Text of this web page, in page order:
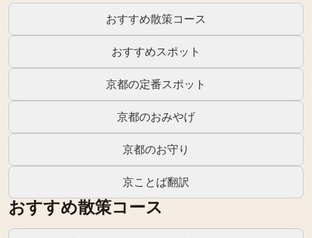
おすすめ散策コース
おすすめスポット
京都の定番スポット
京都のおみやげ
京都のお守り
京ことば翻訳
おすすめ散策コース